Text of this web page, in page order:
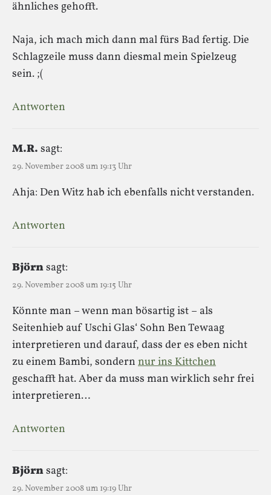
ähnliches gehofft.
Naja, ich mach mich dann mal fürs Bad fertig. Die
Schlagzeile muss dann diesmal mein Spielzeug
sein. ;(
Antworten
M.R. sagt:
29. November 2008 um 19:13 Uhr
Ahja: Den Witz hab ich ebenfalls nicht verstanden.
Antworten
Björnsagt:
29. November 2008 um 19:15 Uhr
Könnte man – wenn man bösartig ist – als
Seitenhieb auf Uschi Glas‘ Sohn Ben Tewaag
interpretieren und darauf, dass der es eben nicht
zu einem Bambi, sondern nur ins Kittchen
geschafft hat. Aber da muss man wirklich sehr frei
interpretieren…
Antworten
Björnsagt:
29. November 2008 um 19:19 Uhr